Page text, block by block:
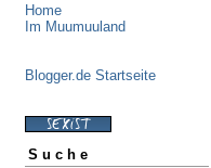
Home
Im Muumuuland
Blogger.de Startseite
Suche